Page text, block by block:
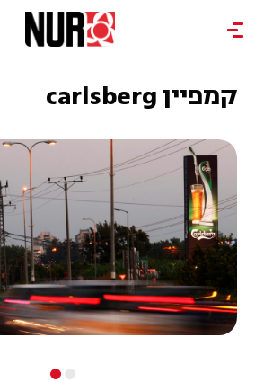
קמפיין carlsberg